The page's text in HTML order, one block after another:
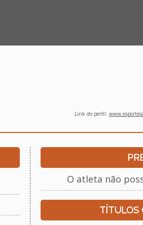
Link do perfil:
O atleta não
TÍTULOS